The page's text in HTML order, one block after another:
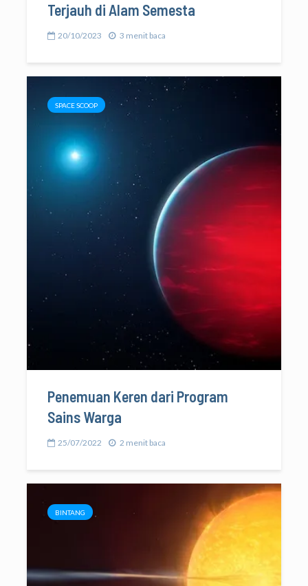
Terjauh di Alam Semesta
20/10/2023 3 menit baca
SPACE SCOOP
Penemuan Keren dari Program
Sains Warga
25/07/2022 2 menit baca
BINTANG